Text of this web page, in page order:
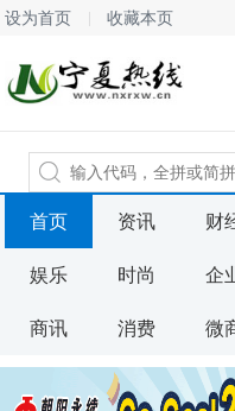
设为首页 收藏本页
首页 资讯 财
娱乐 时尚 企
商讯 消费 微